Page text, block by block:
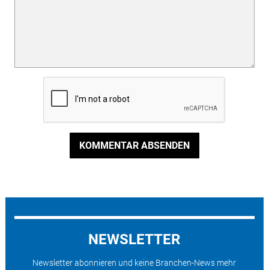
KOMMENTAR ABSENDEN
NEWSLETTER
Newsletter abonnieren und keine Branchen-News mehr